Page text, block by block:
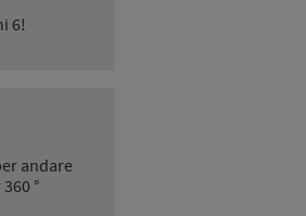
6!
andare
°